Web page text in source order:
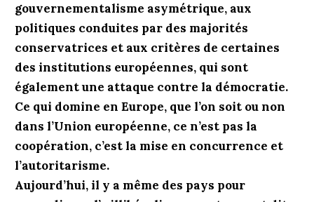
gouvernementalisme asymétrique, aux
politiques conduites par des majorités
conservatrices et aux critères de certaines
des institutions européennes, qui sont
également une attaque contre la démocratie.
Ce qui domine en Europe, que l’on soit ou non
dans l’Union européenne, ce n’est pas la
coopération, c’est la mise en concurrence et
l’autoritarisme.
Aujourd’hui, il y a même des pays pour